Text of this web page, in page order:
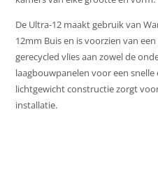
De Ultra-12 maakt gebruik van
12mm Buis en is voorzien van
gerecycled vlies aan zowel de
laagbouwpanelen voor een snelle
lichtgewicht constructie zorgt
installatie.